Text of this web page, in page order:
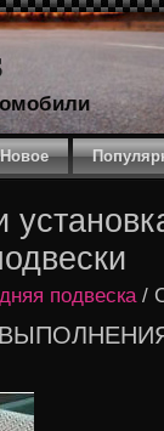
Новое
подвеска /